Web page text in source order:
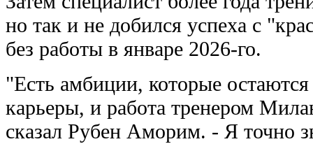
но так и не добился успеха с
без работы в январе 2026-го.
"Есть амбиции, которые
карьеры, и работа тренером
сказал Рубен Аморим. - Я точно